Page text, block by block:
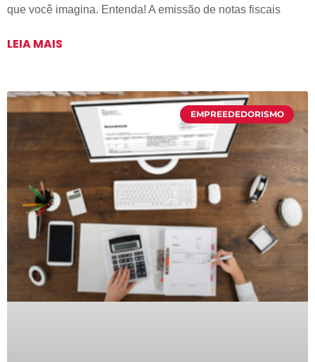
que você imagina. Entenda! A emissão de notas fiscais
LEIA MAIS
EMPREEDEDORISMO